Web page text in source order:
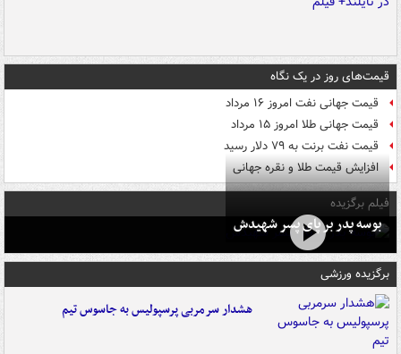
قیمت‌های روز در یک نگاه
قیمت جهانی نفت امروز ۱۶ مرداد
قیمت جهانی طلا امروز ۱۵ مرداد
قیمت نفت برنت به ۷۹ دلار رسید
افزایش قیمت طلا و نقره جهانی
فیلم برگزیده
بوسه‌ پدر بر پای پسر شهیدش
برگزیده ورزشی
هشدار سرمربی پرسپولیس به جاسوس تیم